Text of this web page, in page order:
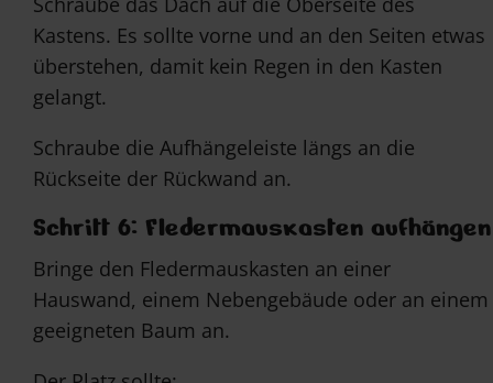
Kastens. Es sollte vorne und an den Seiten etwas
überstehen, damit kein Regen in den Kasten
gelangt.
Schraube die Aufhängeleiste längs an die
Rückseite der Rückwand an.
Schritt 6: Fledermauskasten aufhängen
Bringe den Fledermauskasten an einer
Hauswand, einem Nebengebäude oder an einem
geeigneten Baum an.